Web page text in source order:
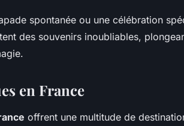
spontanée ou une célébration
des souvenirs inoubliables,
en France
offrent une multitude de